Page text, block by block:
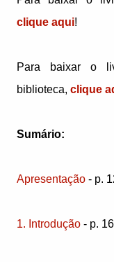
clique aqui!
Para baixar o
biblioteca, clique
Sumário:
Apresentação - p.
1. Introdução - p. 16